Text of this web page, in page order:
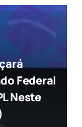
Federal
Neste